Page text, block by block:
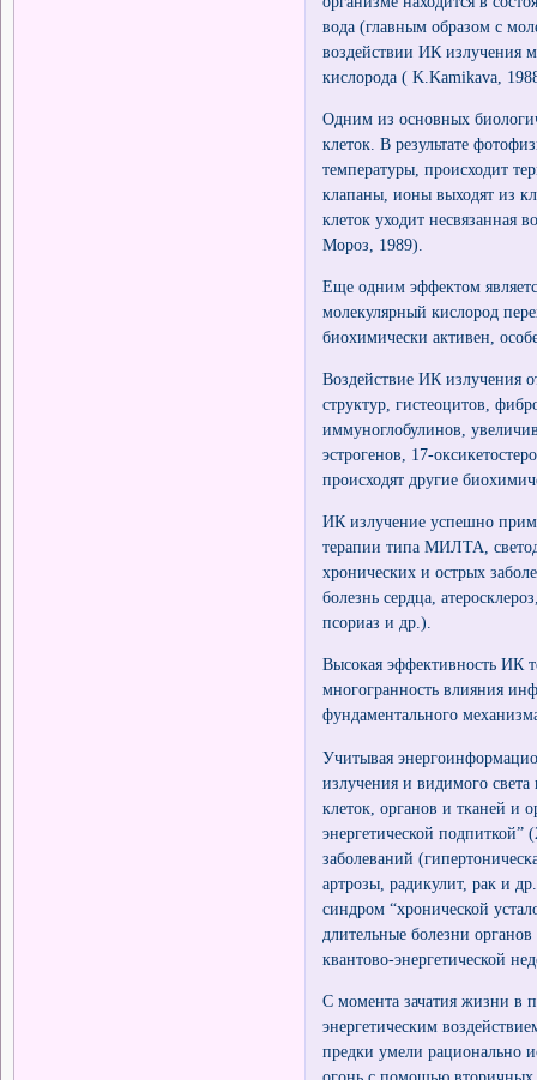
вода (главным образом с
воздействии ИК излучения
кислорода ( K.Kamikava,
Одним из основных
клеток. В результате
температуры, происходит
клапаны, ионы выходят из
клеток уходит
Мороз, 1989).
Еще одним эффектом
молекулярный кислород
биохимически активен,
Воздействие ИК излучения
структур, гистеоцитов,
иммуноглобулинов,
эстрогенов, 17-
происходят другие
ИК излучение успешно
терапии типа МИЛТА,
хронических и острых
болезнь сердца,
псориаз и др.).
Высокая эффективность ИК
многогранность влияния
фундаментального
Учитывая
излучения и видимого света
клеток, органов и тканей и
энергетической
заболеваний
артрозы, радикулит, рак и
синдром “хронической
длительные болезни
квантово-энергетической
С момента зачатия жизни в
энергетическим
предки умели рационально
огонь с помощью вторичных